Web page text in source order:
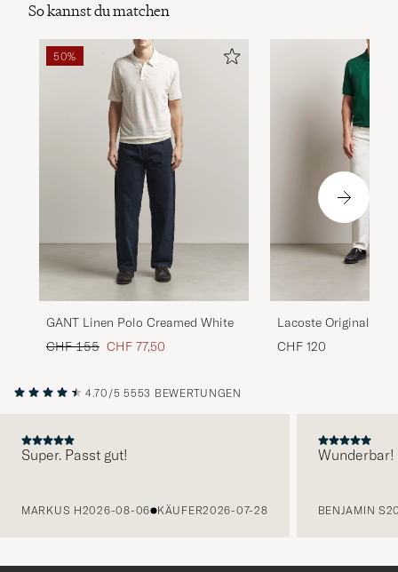
So kannst du matchen
50%
GANT Linen Polo Creamed White
Regulärer Preis
CHF 155 Reduzierter Preis
CHF 77,50
Lacoste Original
CHF 120
4.70/5 5553 BEWERTUNGEN
Super. Passt gut!
MARKUS H2026-08-06 KÄUFER2026-07-28
Wunderbar!
BENJAMIN S